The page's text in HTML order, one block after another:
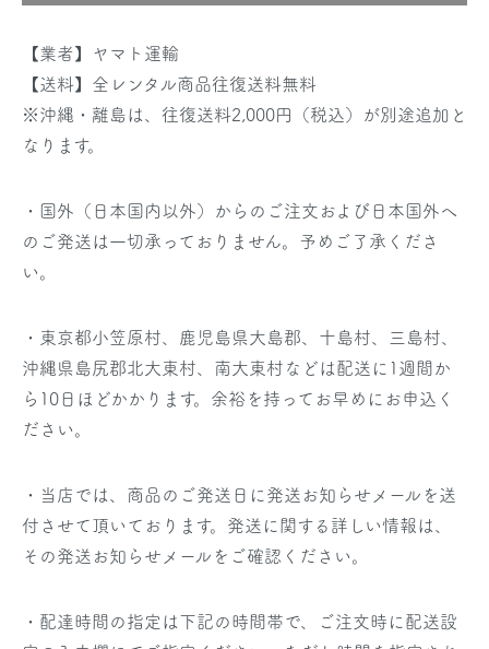
【業者】ヤマト運輸
【送料】全レンタル商品往復送料無料
※沖縄・離島は、往復送料2,000円（税込）が別途追加と
なります。
・国外（日本国内以外）からのご注文および日本国外へ
のご発送は一切承っておりません。予めご了承くださ
い。
・東京都小笠原村、鹿児島県大島郡、十島村、三島村、
沖縄県島尻郡北大東村、南大東村などは配送に1週間か
ら10日ほどかかります。余裕を持ってお早めにお申込く
ださい。
・当店では、商品のご発送日に発送お知らせメールを送
付させて頂いております。発送に関する詳しい情報は、
その発送お知らせメールをご確認ください。
・配達時間の指定は下記の時間帯で、ご注文時に配送設